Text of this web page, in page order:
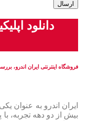
دانلود
فروشگاه اینترنتی ایران‌ اندرو،
ایران‌ اندرو به عنوان
بیش از دو دهه تجربه،